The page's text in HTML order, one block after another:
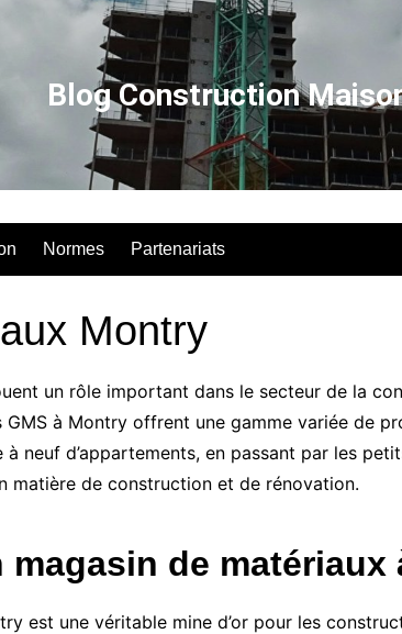
Blog Construction
Normes Partenariats
Montry
un rôle important dans le secteur de la
à Montry offrent une gamme variée de
neuf d’appartements, en passant par les
matière de construction et de rénovation.
de matériaux
est une véritable mine d’or pour les